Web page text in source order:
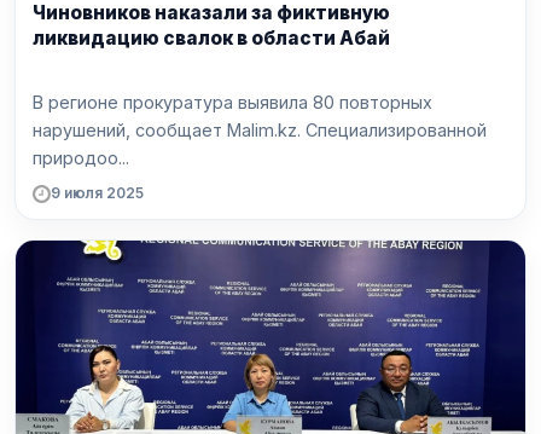
Чиновников наказали за фиктивную
ликвидацию свалок в области Абай
В регионе прокуратура выявила 80 повторных
нарушений, сообщает Malim.kz. Специализированной
природоо...
9 июля 2025